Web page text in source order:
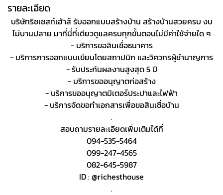
รายละเอียด
บริษัทริชเชสท์เฮ้าส์ รับออกแบบสร้างบ้าน สร้างบ้านสวยครบ งบ
ไม่บานปลาย มาที่นี่ที่เดียวดูแลครบทุกขั้นตอนไม่มีค่าใช้จ่ายใด ๆ
- บริการขอสินเชื่อธนาคาร
- บริการการออกแบบเขียนโดยสถาปนิก และวิศวกรผู้ชำนาญการ
- รับประกันผลงานสูงสุด 5 ปี
- บริการขออนุญาตก่อสร้าง
- บริการขออนุญาตมิเตอร์ประปาและไฟฟ้า
- บริการจัดขอทำเอกสารเพื่อขอสินเชื่อบ้าน
.
สอบถามรายละเอียดเพิ่มเติมได้ที่
094-535-5464
099-247-4565
082-645-5987
ID : @richesthouse
.